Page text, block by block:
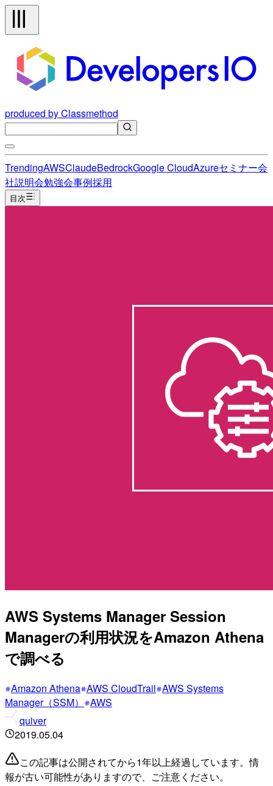
produced by Classmethod
TrendingAWSClaudeBedrockGoogle CloudAzureセミナー会
社説明会勉強会事例採用
目次
AWS Systems Manager Session
Managerの利用状況をAmazon Athena
で調べる
Amazon Athena AWS CloudTrail AWS Systems
Manager（SSM）
AWS
quiver
2019.05.04
この記事は公開されてから1年以上経過しています。情
報が古い可能性がありますので、ご注意ください。